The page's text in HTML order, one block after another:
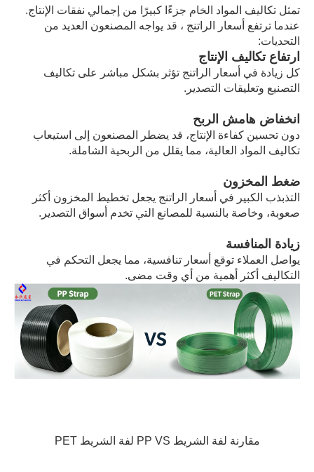
تمثل تكاليف المواد الخام جزءًا كبيرًا من إجمالي نفقات الإنتاج.
عندما ترتفع أسعار الراتنج ، قد يواجه المصنعون العديد من
التحديات:
ارتفاع تكاليف الإنتاج
كل زيادة في أسعار الراتنج تؤثر بشكل مباشر على تكاليف
التصنيع وتعليقات التصدير.
انخفاض هامش الربح
دون تحسين كفاءة الإنتاج، قد يضطر المصنعون إلى استيعاب
تكاليف المواد العالية، مما يقلل من الربحية الشاملة.
ضغط المخزون
التذبذب الكبير في أسعار الراتنج يجعل تخطيط المخزون أكثر
صعوبة، وخاصة بالنسبة للمصانع التي تخدم أسواق التصدير.
زيادة المنافسة
يواصل العملاء توقع أسعار تنافسية، مما يجعل التحكم في
التكاليف أكثر أهمية من أي وقت مضى.
مقارنة لفة الشريط PP VS لفة الشريط PET